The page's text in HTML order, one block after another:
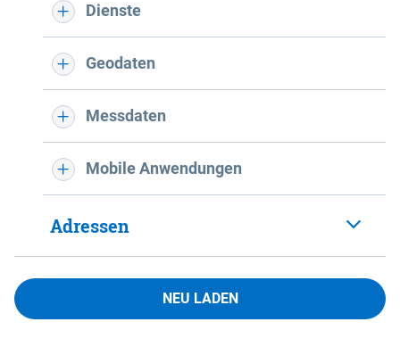
Dienste
Geodaten
Messdaten
Mobile Anwendungen
Adressen
NEU LADEN